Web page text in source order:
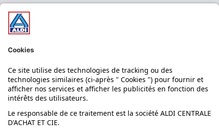
Nos bons plans
Nos rayons
Nos marques
Nos astuces
Évènements
L'application mobile